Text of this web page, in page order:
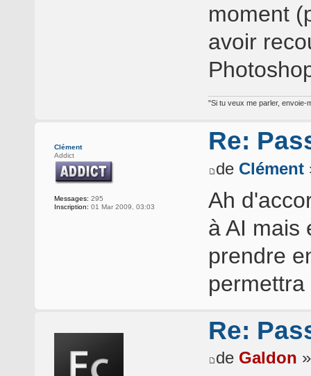
moment
avoir
"Si tu veux me parler, envoie-
Clément
Addict
Messages: 295
Inscription: 01 Mar 2009, 03:03
Re:
de Clément
Ah
à AI mais
prendre
Re:
de Galdon